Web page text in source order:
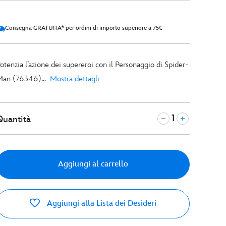
Consegna GRATUITA* per ordini di importo superiore a 75€
l’azione dei supereroi con il Personaggio di Spider-
(76346)... Mostra dettagli
Aggiungi al carrello
Aggiungi alla Lista dei Desideri